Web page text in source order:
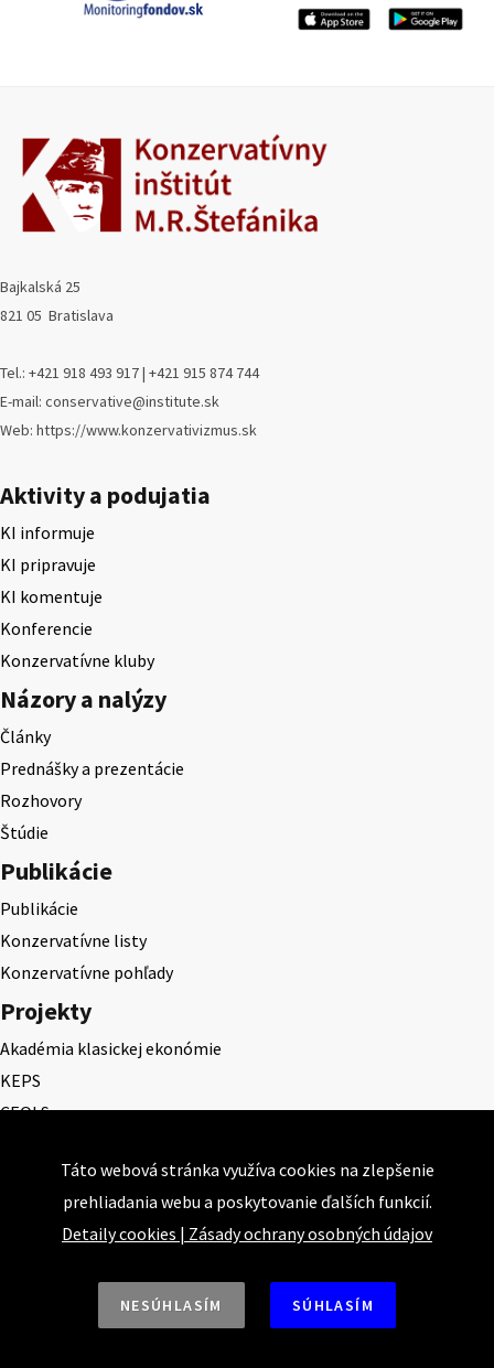
Bajkalská 25
821 05 Bratislava
Tel.: +421 918 493 917 | +421 915 874 744
E-mail: conservative@institute.sk
Web: https://www.konzervativizmus.sk
Aktivity a podujatia
KI informuje
KI pripravuje
KI komentuje
Konferencie
Konzervatívne kluby
Názory a nalýzy
Články
Prednášky a prezentácie
Rozhovory
Štúdie
Publikácie
Publikácie
Konzervatívne listy
Konzervatívne pohľady
Projekty
Akadémia klasickej ekonómie
KEPS
CEQLS
Cena Ernesta Valka
Študentská esej
Deň daňového odbremenenia
Táto webová stránka využíva cookies na zlepšenie
prehliadania webu a poskytovanie ďalších funkcií.
Detaily cookies | Zásady ochrany osobných údajov
NESÚHLASÍM SÚHLASÍM